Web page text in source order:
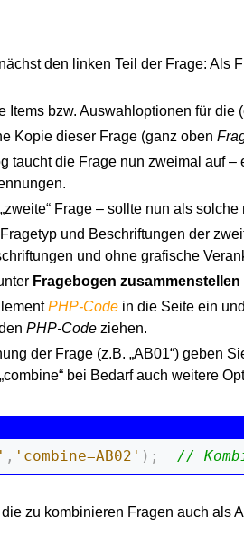
den linken Teil der Frage: Als
Items bzw. Auswahloptionen für die
Kopie dieser Frage (ganz oben
taucht die Frage nun zweimal auf
Frage – sollte nun als
und Beschriftungen der
und ohne grafische
Fragebogen zusammenstellen
PHP-Code in die Seite ein
PHP-Code ziehen.
der Frage (z.B. „AB01“) geben
bei Bedarf auch weitere
, 'combine=AB02' ) ; //
zu kombinieren Fragen auch als